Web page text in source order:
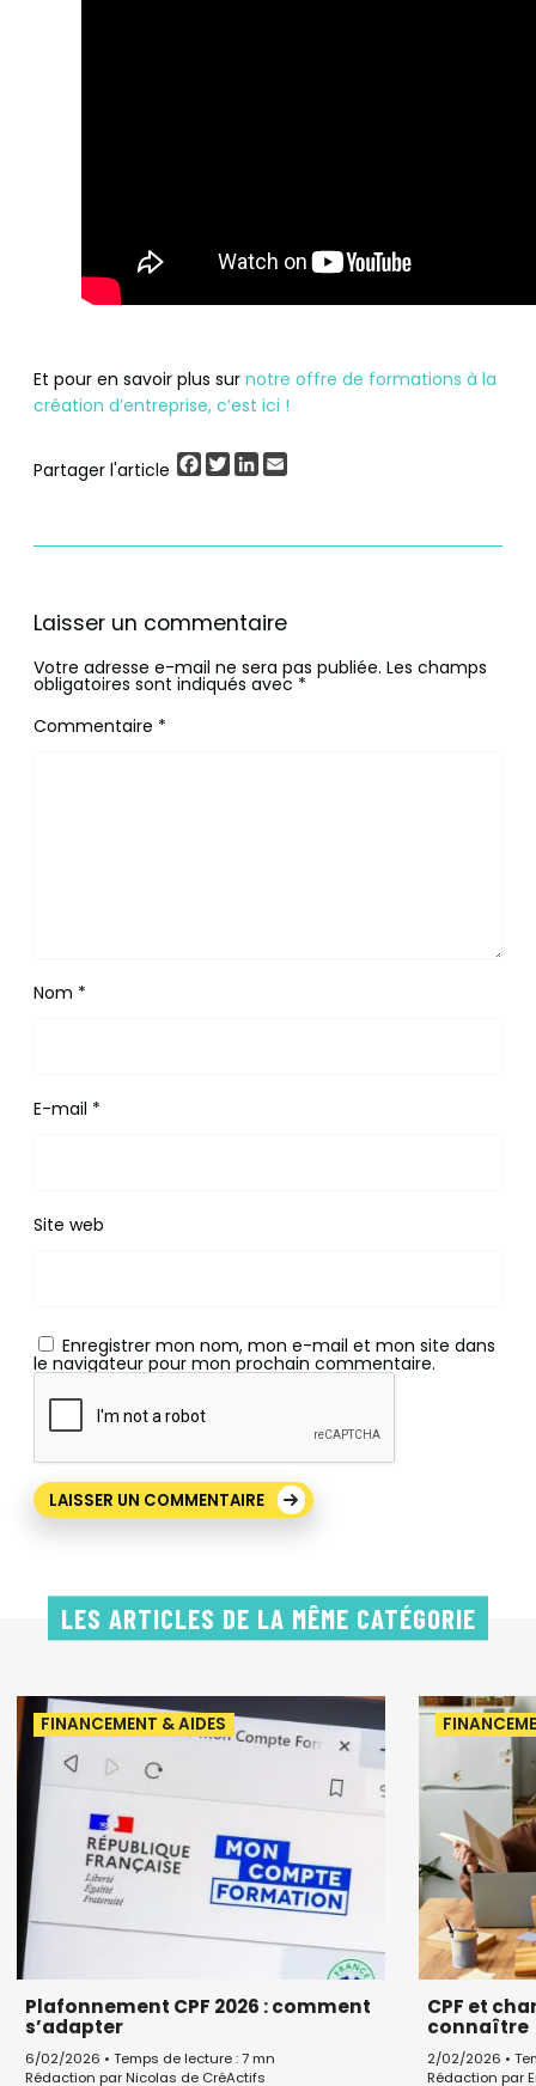
Et pour en savoir plus sur notre offre de formations à la
création d’entreprise, c’est ici !
Partager l'article Facebook
TwitterLinkedIn
Laisser un commentaire
Votre adresse e-mail ne sera pas publiée. Les champs
obligatoires sont indiqués avec *
Commentaire *
Nom *
E-mail *
Site web
Enregistrer mon nom, mon e-mail et mon site dans
le navigateur pour mon prochain commentaire.
LES ARTICLES DE LA MÊME CATÉGORIE
FINANCEMENT & AIDES
Plafonnement CPF 2026 : comment
s’adapter
6/02/2026 • Temps de lecture : 7 mn
Rédaction par Nicolas de CréActifs
CPF et
connaître
2/02/2026 •
Rédaction par